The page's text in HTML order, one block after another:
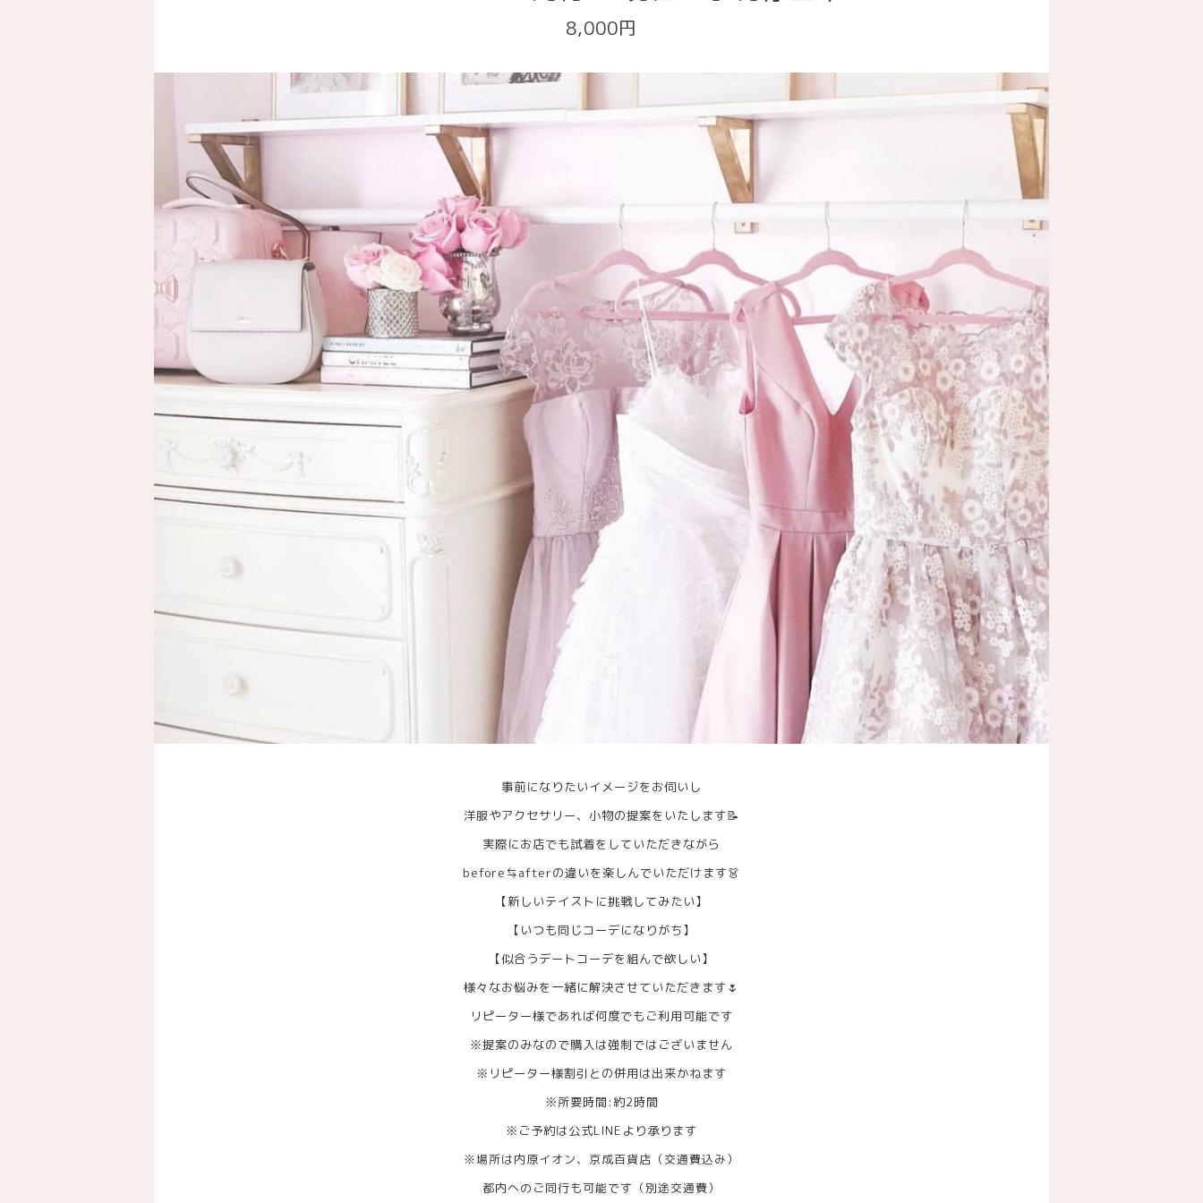
8,000円
事前になりたいイメージをお伺いし
洋服やアクセサリー、小物の提案をいたします📝
実際にお店でも試着をしていただきながら
before⇆afterの違いを楽しんでいただけます👗
【新しいテイストに挑戦してみたい】
【いつも同じコーデになりがち】
【似合うデートコーデを組んで欲しい】
様々なお悩みを一緒に解決させていただきます🌷
リピーター様であれば何度でもご利用可能です
※提案のみなので購入は強制ではございません
※リピーター様割引との併用は出来かねます
※所要時間:約2時間
※ご予約は公式LINEより承ります
※場所は内原イオン、京成百貨店（交通費込み）
都内へのご同行も可能です（別途交通費）